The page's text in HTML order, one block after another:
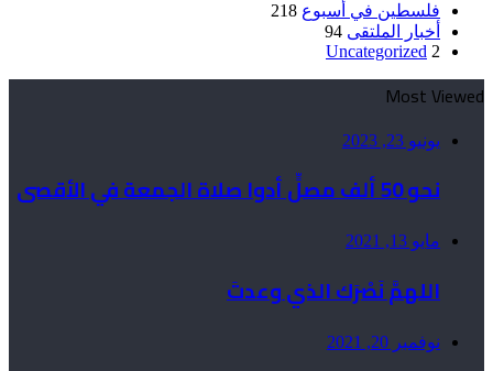
فلسطين في أسبوع 218
أخبار الملتقى 94
Uncategorized 2
Most Viewed
يونيو 23, 2023
نحو 50 ألف مصلٍّ أدوا صلاة الجمعة في الأقصى
مايو 13, 2021
اللهمَّ نَصْرَك الذي وعدتَ
نوفمبر 20, 2021